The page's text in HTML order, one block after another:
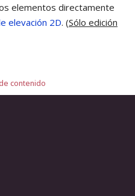
elementos directamente
elevación 2D. (Sólo edición
contenido